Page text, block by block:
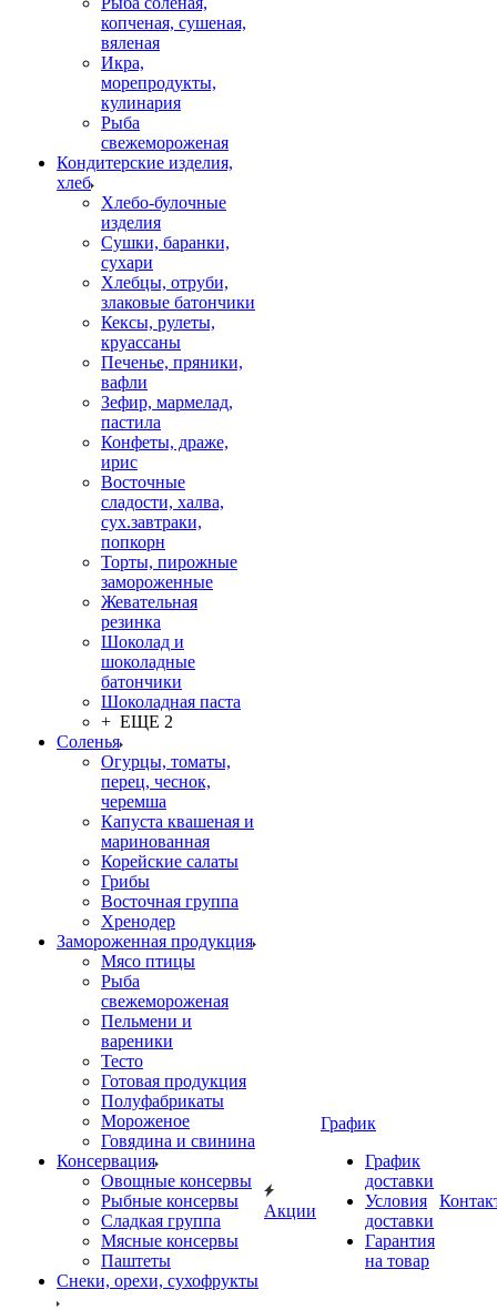
копченая, сушеная,
вяленая
Икра,
морепродукты,
кулинария
Рыба
свежемороженая
Кондитерские изделия,
хлеб
Хлебо-булочные
изделия
Сушки, баранки,
сухари
Хлебцы, отруби,
злаковые батончики
Кексы, рулеты,
круассаны
Печенье, пряники,
вафли
Зефир, мармелад,
пастила
Конфеты, драже,
ирис
Восточные
сладости, халва,
сух.завтраки,
попкорн
Торты, пирожные
замороженные
Жевательная
резинка
Шоколад и
шоколадные
батончики
Шоколадная паста
+ ЕЩЕ 2
Соленья
Огурцы, томаты,
перец, чеснок,
черемша
Капуста квашеная и
маринованная
Корейские салаты
Грибы
Восточная группа
Хренодер
Замороженная продукция
Мясо птицы
Рыба
свежемороженая
Пельмени и
вареники
Тесто
Готовая продукция
Полуфабрикаты
Мороженое
Говядина и свинина
Консервация
Овощные консервы
Рыбные консервы
Сладкая группа
Мясные консервы
Паштеты
Снеки, орехи, сухофрукты
Акции
График
График
доставки
Условия
доставки
Гарантия
на товар